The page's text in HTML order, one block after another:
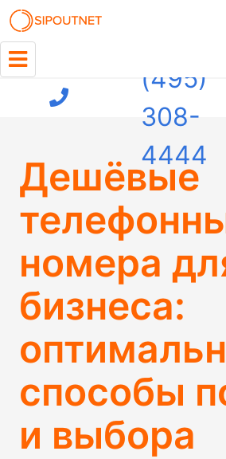
(495)
308-
4444
Дешёвые
номера
бизнеса:
способы
и выбора